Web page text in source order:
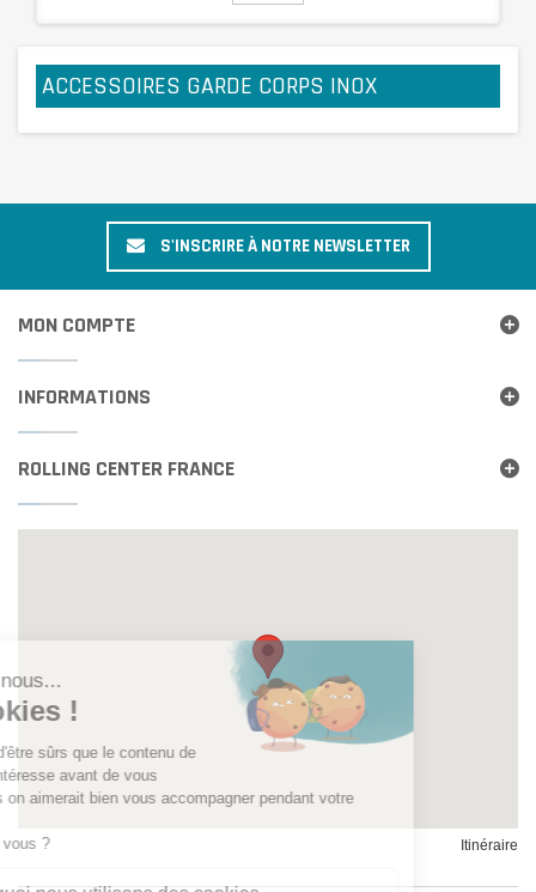
ACCESSOIRES GARDE CORPS INOX
S'INSCRIRE À NOTRE NEWSLETTER
MON COMPTE
INFORMATIONS
ROLLING CENTER FRANCE
Itinéraire